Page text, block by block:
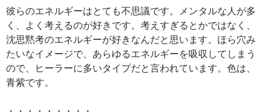
彼らのエネルギーはとても不思議です。メンタルな人が多
く、よく考えるのが好きです。考えすぎるとかではなく、
沈思黙考のエネルギーが好きなんだと思います。ほら穴み
たいなイメージで、あらゆるエネルギーを吸収してしまう
ので、ヒーラーに多いタイプだと言われています。色は、
青紫です。